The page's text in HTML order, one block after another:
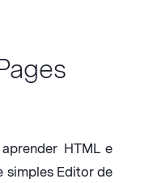
HTML e
simples Editor de